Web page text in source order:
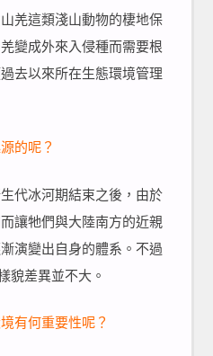
羌這類淺山動物的棲地保
變成外來入侵種而需要根
去以來所在生態環境管理
的呢？
代冰河期結束之後，由於
讓牠們與大陸南方的近親
演變出自身的體系。不過
貌差異並不大。
有何重要性呢？